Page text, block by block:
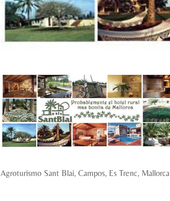
Agroturismo Sant Blai, Campos, Es Trenc, Mallorca